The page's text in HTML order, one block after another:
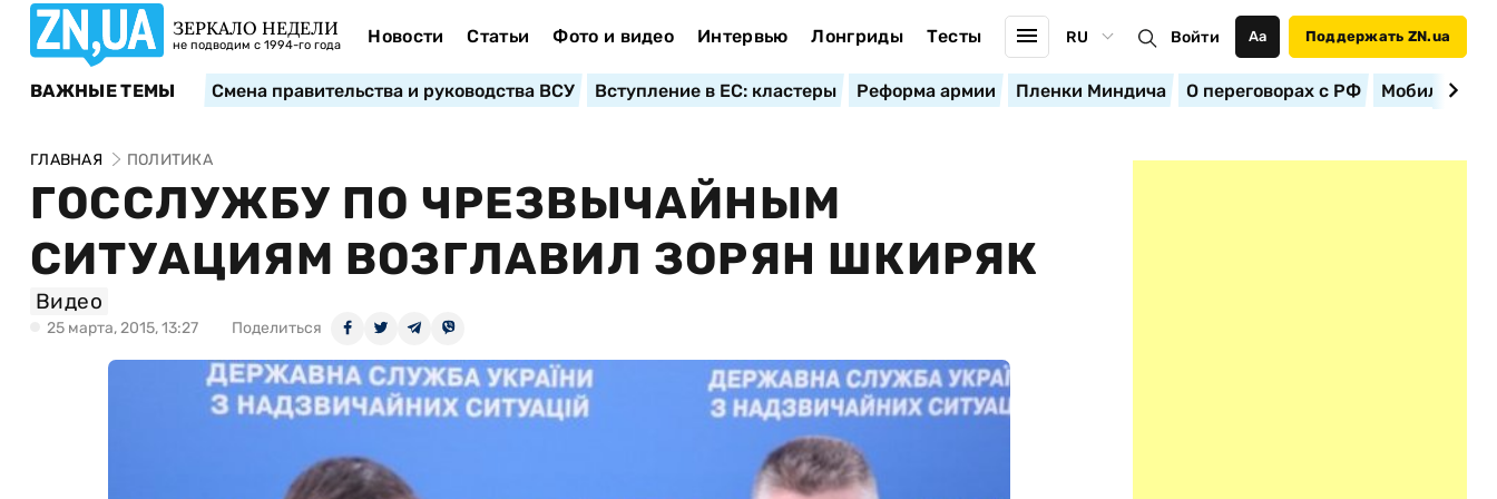
ЗЕРКАЛО НЕДЕЛИ
не подводим с 1994-го года Новости Статьи Фото и видео Интервью Лонгриды Тесты RU Войти Аа Поддержать ZN.ua
ВАЖНЫЕ ТЕМЫ Смена правительства и руководства ВСУ Вступление в ЕС: кластеры Реформа армии Пленки Миндича О переговорах с РФ
ГЛАВНАЯ ПОЛИТИКА
ГОССЛУЖБУ ПО ЧРЕЗВЫЧАЙНЫМ
СИТУАЦИЯМ ВОЗГЛАВИЛ ЗОРЯН ШКИРЯК
Видео
25 марта, 2015, 13:27 Поделиться